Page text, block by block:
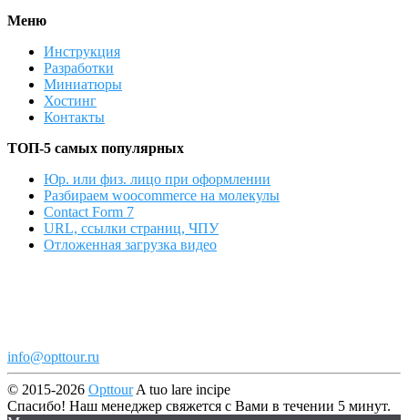
Меню
Инструкция
Разработки
Миниатюры
Хостинг
Контакты
ТОП-5 самых популярных
Юр. или физ. лицо при оформлении
Разбираем woocommerce на молекулы
Contact Form 7
URL, ссылки страниц, ЧПУ
Отложенная загрузка видео
info@opttour.ru
© 2015-2026 OpttourA tuo lare incipe
Спасибо! Наш менеджер свяжется с Вами в течении 5 минут.